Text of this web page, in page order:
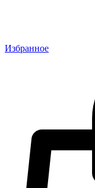
Избранное